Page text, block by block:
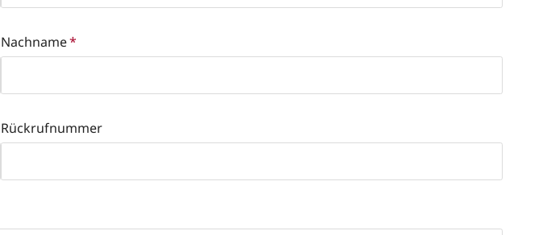
Nachname*
Rückrufnummer